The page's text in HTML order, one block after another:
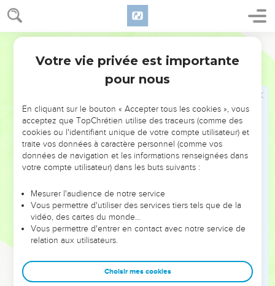
18
ressuscitera le troisième jour.
Mais ils ne comprirent rien de tout cela, et ce discours
était si obscur pour eux qu'ils ne comprirent point ce qu'il
leur disait.
Jésus guérit un aveugle
Or il arriva comme il approchait de Jéricho, qu'il y avait un
aveugle assis près du chemin, et qui mendiait.
Et entendant la multitude qui passait, il demanda ce que
c'était.
Et on lui dit que Jésus le Nazarien passait.
Alors il cria, disant : Jésus, Fils de David, aie pitié de moi !
Et ceux qui allaient devant, le reprenaient, afin qu'il se tût ;
mais il criait beaucoup plus fort : Fils de David, aie pitié de
Et Jésus s'étant arrêté commanda qu'on le lui amenât ; et
quand il se fut approché, il l'interrogea,
Votre vie privée est importante
pour nous
En cliquant sur le bouton « Accepter tous les cookies », vous
acceptez que TopChrétien utilise des traceurs (comme des
cookies ou l'identifiant unique de votre compte utilisateur) et
traite vos données à caractère personnel (comme vos
données de navigation et les informations renseignées dans
votre compte utilisateur) dans les buts suivants :
Mesurer l'audience de notre service
Vous permettre d'utiliser des services tiers tels que de la
vidéo, des cartes du monde…
Vous permettre d'entrer en contact avec notre service de
relation aux utilisateurs.
Choisir mes cookies